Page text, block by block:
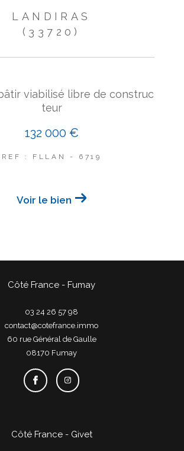
LANDIRAS
(33720)
viabilisé libre de construc
teur
132 000 €
REF : FLLAN - 6719
Voir le bien
Côté France - Fumay
03 24 26 57 98
contact@cotefrance.immo
60 rue Général de Gaulle
08170
fumay
Côté France - Givet